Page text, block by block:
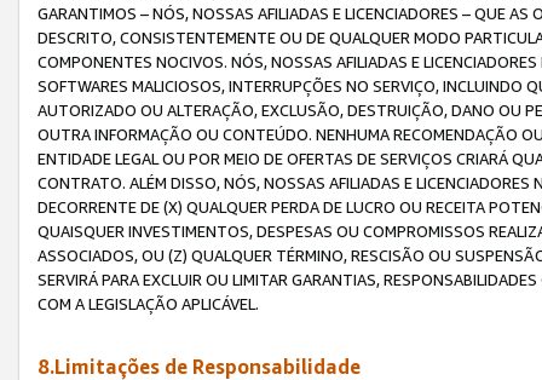
GARANTIMOS – NÓS, NOSSAS AFILIADAS E LICENCIADORES – QUE
DESCRITO, CONSISTENTEMENTE OU DE QUALQUER MODO
COMPONENTES NOCIVOS. NÓS, NOSSAS AFILIADAS E
SOFTWARES MALICIOSOS, INTERRUPÇÕES NO SERVIÇO, INCLUINDO
AUTORIZADO OU ALTERAÇÃO, EXCLUSÃO, DESTRUIÇÃO, DANO OU
OUTRA INFORMAÇÃO OU CONTEÚDO. NENHUMA RECOMENDAÇÃO
ENTIDADE LEGAL OU POR MEIO DE OFERTAS DE SERVIÇOS CRIARÁ
CONTRATO. ALÉM DISSO, NÓS, NOSSAS AFILIADAS E
DECORRENTE DE (X) QUALQUER PERDA DE LUCRO OU RECEITA
QUAISQUER INVESTIMENTOS, DESPESAS OU COMPROMISSOS
ASSOCIADOS, OU (Z) QUALQUER TÉRMINO, RESCISÃO OU
SERVIRÁ PARA EXCLUIR OU LIMITAR GARANTIAS,
COM A LEGISLAÇÃO APLICÁVEL.
8.Limitações de Responsabilidade